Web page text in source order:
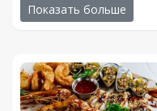
Показать больше